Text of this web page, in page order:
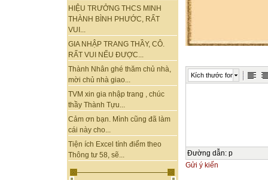
HIỆU TRƯỞNG THCS MINH
THÀNH BÌNH PHƯỚC, RẤT
VUI...
GIA NHẬP TRANG THẦY, CÔ.
RẤT VUI NẾU ĐƯỢC...
Thành Nhân ghé thăm chủ nhà,
mời chủ nhà giao...
TVM xin gia nhập trang , chúc
thầy Thành Tựu...
Cảm ơn bạn. Mình cũng đã làm
cái này cho...
Tiện ích Excel tính điểm theo
Thông tư 58, sẽ...
Kích thước font
Đường dẫn: p
Gửi ý kiến